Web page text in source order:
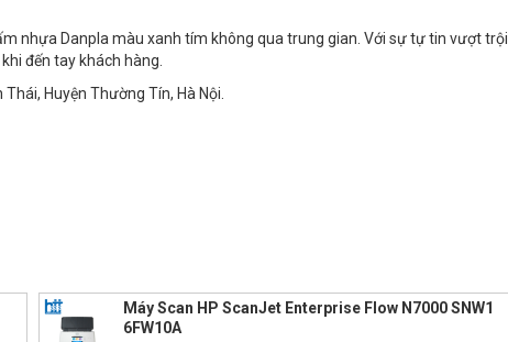
nhựa Danpla màu xanh tím không qua trung gian. Với sự tự tin vượt trội
đến tay khách hàng.
Huyện Thường Tín, Hà Nội.
Máy Scan HP ScanJet Enterprise Flow N7000 SNW1
6FW10A